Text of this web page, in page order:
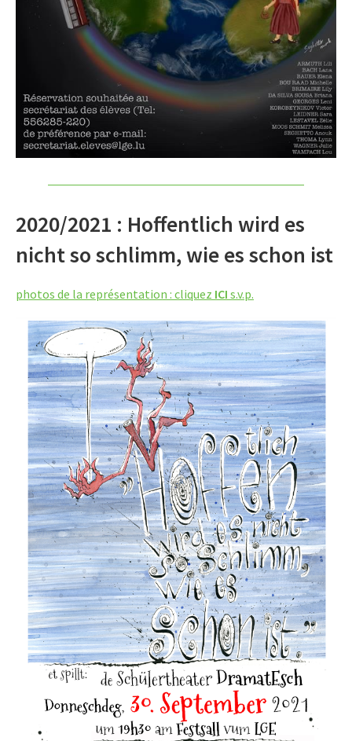
2020/2021 : Hoffentlich wird es
nicht so schlimm, wie es schon ist
photos de la représentation : cliquez ICI s.v.p.